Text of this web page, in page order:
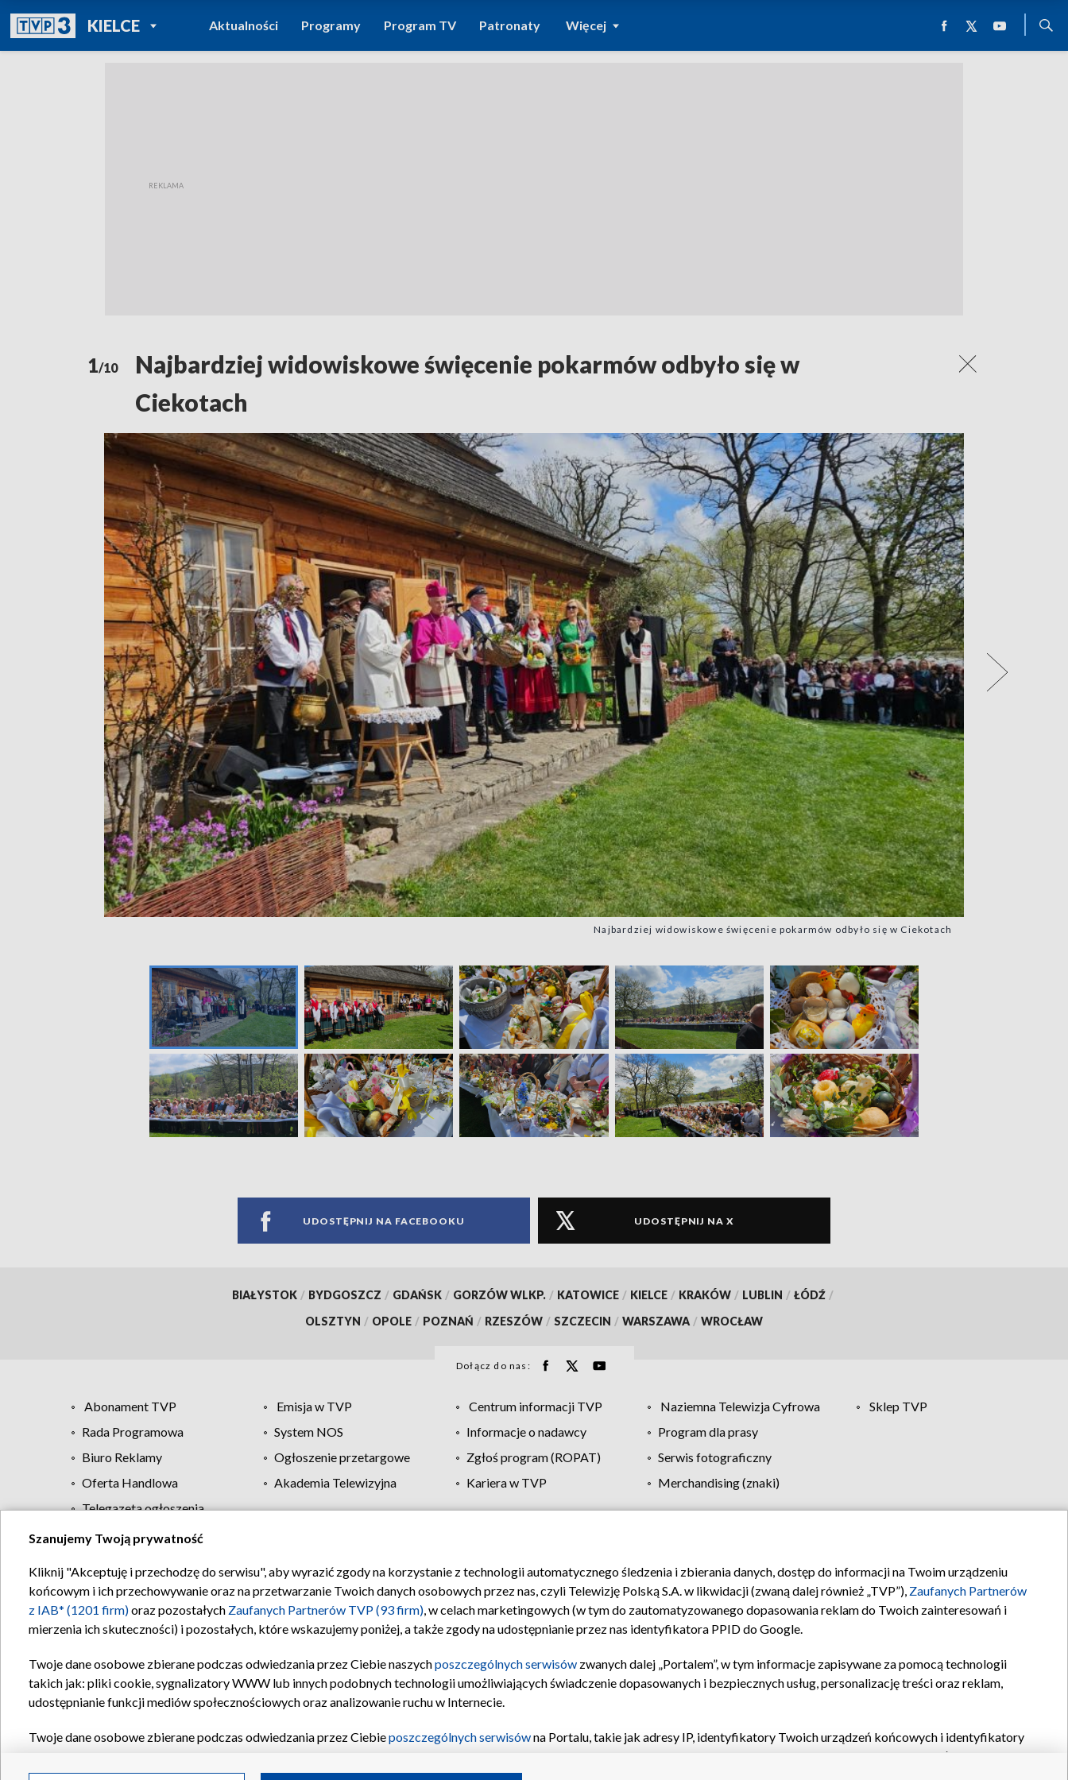
KIELCEPOWRÓT DO
TVP REGIONY
Aktualności Programy Program TV Patronaty Więcej
1/10
Najbardziej widowiskowe święcenie pokarmów odbyło się w
Ciekotach
Najbardziej widowiskowe święcenie pokarmów odbyło się w Ciekotach
UDOSTĘPNIJ NA FACEBOOKU UDOSTĘPNIJ NA X
BIAŁYSTOK / BYDGOSZCZ / GDAŃSK / GORZÓW WLKP. / KATOWICE / KIELCE / KRAKÓW / LUBLIN / ŁÓDŹ /
OLSZTYN / OPOLE / POZNAŃ / RZESZÓW / SZCZECIN / WARSZAWA / WROCŁAW
Dołącz do nas:
Abonament TVP Emisja w TVP Centrum informacji TVP Naziemna Telewizja Cyfrowa
Sklep TVP
Rada Programowa
System NOS Informacje o nadawcy
Program dla prasy
Biuro Reklamy
Ogłoszenie przetargowe Zgłoś program (ROPAT)
Serwis fotograficzny
Oferta Handlowa
Akademia Telewizyjna Kariera w TVP
Merchandising (znaki)
Telegazeta ogłoszenia
Regulamin TVP Polityka prywatności Moje zgody Pomoc Biuro reklamy Kontakt
Szanujemy Twoją prywatność
Kliknij "Akceptuję i przechodzę do serwisu", aby wyrazić zgody na korzystanie z technologii automatycznego śledzenia i zbierania danych, dostęp do informacji na Twoim urządzeniu
końcowym i ich przechowywanie oraz na przetwarzanie Twoich danych osobowych przez nas, czyli Telewizję Polską S.A. w likwidacji (zwaną dalej również „TVP”), Zaufanych Partnerów
z IAB* (1201 firm)oraz pozostałych Zaufanych Partnerów TVP (93 firm), w celach marketingowych (w tym do zautomatyzowanego dopasowania reklam do Twoich zainteresowań i
mierzenia ich skuteczności) i pozostałych, które wskazujemy poniżej, a także zgody na udostępnianie przez nas identyfikatora PPID do Google.
Twoje dane osobowe zbierane podczas odwiedzania przez Ciebie naszychposzczególnych serwisów zwanych dalej „Portalem”, w tym informacje zapisywane za pomocą technologii
takich jak: pliki cookie, sygnalizatory WWW lub innych podobnych technologii umożliwiających świadczenie dopasowanych i bezpiecznych usług, personalizację treści oraz reklam,
udostępnianie funkcji mediów społecznościowych oraz analizowanie ruchu w Internecie.
Twoje dane osobowe zbierane podczas odwiedzania przez Ciebieposzczególnych serwisówna Portalu, takie jak adresy IP, identyfikatory Twoich urządzeń końcowych i identyfikatory
oraz pozostałych
Partnerów TVPdla realizacji następujących celów i funkcji: przechowywania informacji na urządzeniu lub dostęp do nich, wyboru podstawowych reklam, wyboru spersonalizowanych